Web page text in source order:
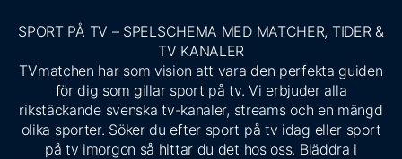
SPORT PÅ TV – SPELSCHEMA MED MATCHER, TIDER &
TV KANALER
TVmatchen har som vision att vara den perfekta guiden
för dig som gillar sport på tv. Vi erbjuder alla
rikstäckande svenska tv-kanaler, streams och en mängd
olika sporter. Söker du efter sport på tv idag eller sport
på tv imorgon så hittar du det hos oss. Bläddra i